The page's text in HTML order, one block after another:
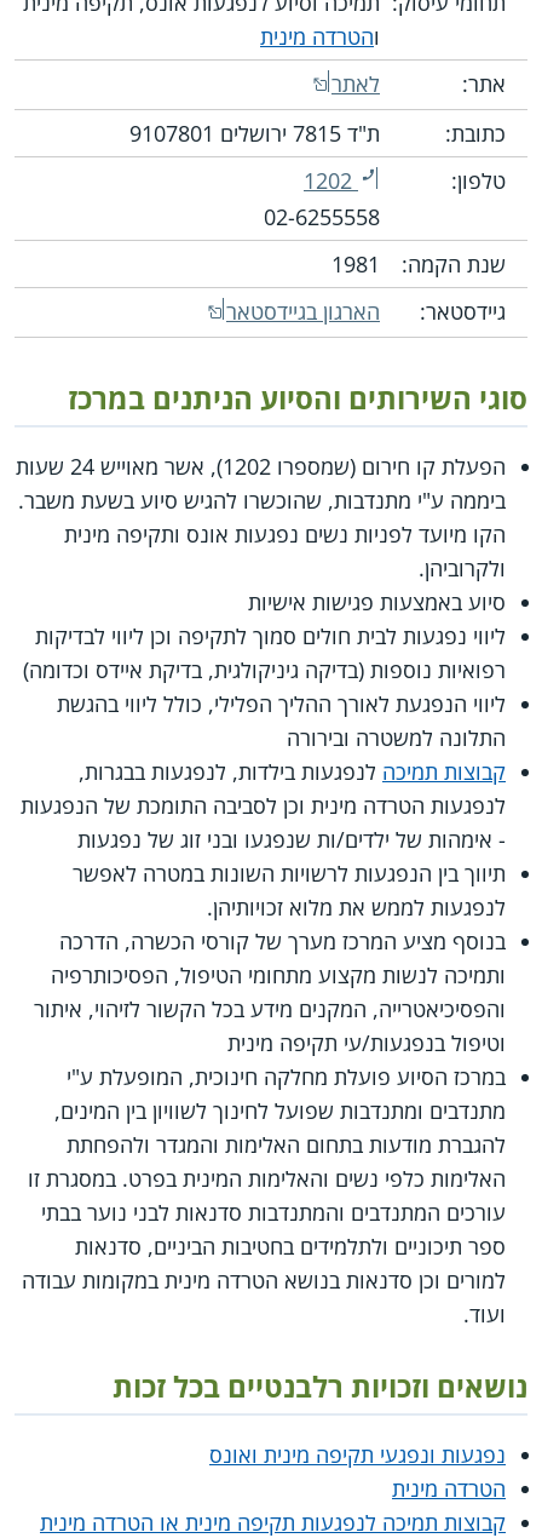
והטרדה מינית
אתר:
לאתר
כתובת:
ת"ד 7815 ירושלים 9107801
טלפון:
1202
02-6255558
שנת הקמה:
1981
גיידסטאר:
הארגון בגיידסטאר
סוגי השירותים והסיוע הניתנים במרכז
הפעלת קו חירום (שמספרו 1202), אשר מאוייש 24 שעות
ביממה ע"י מתנדבות, שהוכשרו להגיש סיוע בשעת משבר.
הקו מיועד לפניות נשים נפגעות אונס ותקיפה מינית
ולקרוביהן.
סיוע באמצעות פגישות אישיות
ליווי נפגעות לבית חולים סמוך לתקיפה וכן ליווי לבדיקות
רפואיות נוספות (בדיקה גיניקולגית, בדיקת איידס וכדומה)
ליווי הנפגעת לאורך ההליך הפלילי, כולל ליווי בהגשת
התלונה למשטרה ובירורה
קבוצות תמיכה לנפגעות בילדות, לנפגעות בבגרות,
לנפגעות הטרדה מינית וכן לסביבה התומכת של הנפגעות
- אימהות של ילדים/ות שנפגעו ובני זוג של נפגעות
תיווך בין הנפגעות לרשויות השונות במטרה לאפשר
לנפגעות לממש את מלוא זכויותיהן.
בנוסף מציע המרכז מערך של קורסי הכשרה, הדרכה
ותמיכה לנשות מקצוע מתחומי הטיפול, הפסיכותרפיה
והפסיכיאטרייה, המקנים מידע בכל הקשור לזיהוי, איתור
וטיפול בנפגעות/עי תקיפה מינית
במרכז הסיוע פועלת מחלקה חינוכית, המופעלת ע"י
מתנדבים ומתנדבות שפועל לחינוך לשוויון בין המינים,
להגברת מודעות בתחום האלימות והמגדר ולהפחתת
האלימות כלפי נשים והאלימות המינית בפרט. במסגרת זו
עורכים המתנדבים והמתנדבות סדנאות לבני נוער בבתי
ספר תיכוניים ולתלמידים בחטיבות הביניים, סדנאות
למורים וכן סדנאות בנושא הטרדה מינית במקומות עבודה
ועוד.
נושאים וזכויות רלבנטיים בכל זכות
נפגעות ונפגעי תקיפה מינית ואונס
הטרדה מינית
קבוצות תמיכה לנפגעות תקיפה מינית או הטרדה מינית